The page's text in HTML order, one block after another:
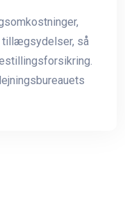
tillægsydelser, så